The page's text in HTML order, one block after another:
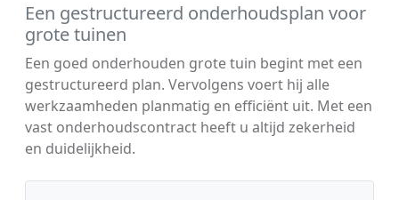
Een gestructureerd onderhoudsplan voor
grote tuinen
Een goed onderhouden grote tuin begint met een
gestructureerd plan. Vervolgens voert hij alle
werkzaamheden planmatig en efficiënt uit. Met een
vast onderhoudscontract heeft u altijd zekerheid
en duidelijkheid.